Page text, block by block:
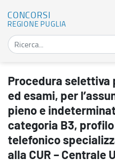
CONCORSI
REGIONE PUGLIA
Procedura selettiva pubblica, per
Procedura
ed esami, per
pieno e
categoria B3,
telefonico
alla CUR – Centrale